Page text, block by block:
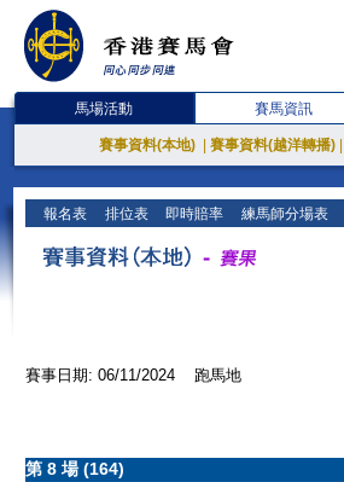
馬場活動 賽馬資訊
賽事資料(本地) 賽事資料(越洋轉播)
報名表 排位表 即時賠率 練馬師分場表
賽事日期: 06/11/2024 跑馬地
第 8 場 (164)